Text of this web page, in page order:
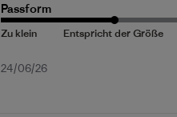
Passform
24/06/26